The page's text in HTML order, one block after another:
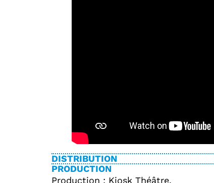
DISTRIBUTION
PRODUCTION
Production : Kiosk Théâtre.